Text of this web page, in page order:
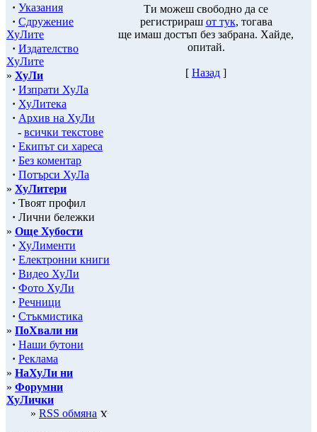
· Указания
· Сдружение
ХуЛите
· Издателство
ХуЛите
» ХуЛи
· Изпрати ХуЛа
· ХуЛитека
· Архив на ХуЛи
- всички текстове
· Екипът си хареса
· Без коментар
· Потърси ХуЛа
» ХуЛитери
· Твоят профил
· Лични бележки
» Още Хубости
· ХуЛименти
· Електронни книги
· Видео ХуЛи
· Фото ХуЛи
· Речници
· Стъкмистика
» ПоХвали ни
· Наши бутони
· Реклама
» НаХуЛи ни
» Форумни
ХуЛички
» RSS обмяна
Ти можеш свободно да се
регистрираш от тук, тогава
ще имаш достъп без забрана. Хайде,
опитай.
[ Назад ]